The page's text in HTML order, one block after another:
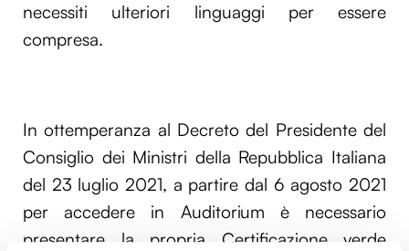
necessiti ulteriori linguaggi per essere
compresa.
In ottemperanza al Decreto del Presidente del
Consiglio dei Ministri della Repubblica Italiana
del 23 luglio 2021, a partire dal 6 agosto 2021
per accedere in Auditorium è necessario
presentare la propria Certificazione verde